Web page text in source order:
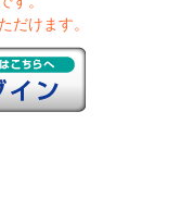
だけます。